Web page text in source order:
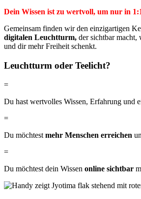
Dein Wissen ist zu wertvoll, um nur in
Gemeinsam finden wir den einzigartigen
digitalen Leuchtturm, der sichtbar macht,
und dir mehr Freiheit schenkt.
Leuchtturm oder Teelicht?
=
Du hast wertvolles Wissen, Erfahrung und
=
Du möchtest mehr Menschen erreichen
=
Du möchtest dein Wissen online sichtbar